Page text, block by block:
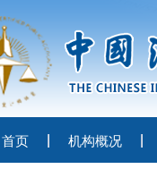
首页 机构概况